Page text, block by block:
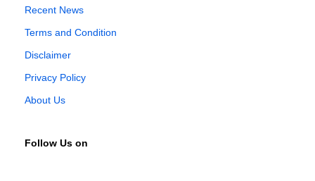
Recent News
Terms and Condition
Disclaimer
Privacy Policy
About Us
Follow Us on